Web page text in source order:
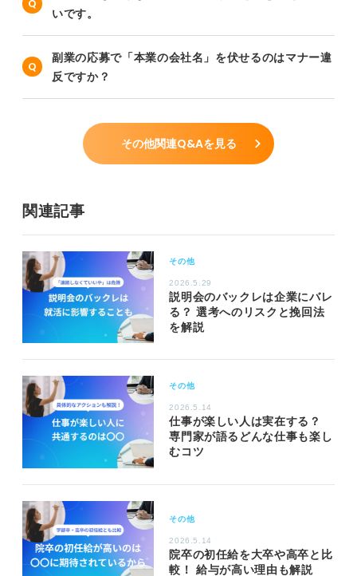
いです。
副業の応募で「本業の会社名」を伏せるのはマナー違
反ですか？
その他関連Q&Aを見る
関連記事
その他
2026.5.29
説明会のバックレは企業にバレ
る？ 選考へのリスクと挽回法
を解説
その他
2026.5.14
仕事が楽しい人は実在する？
専門家が語るどんな仕事も楽し
むコツ
その他
2026.5.14
院卒の初任給を大卒や高卒と比
較！ 給与が高い理由も解説